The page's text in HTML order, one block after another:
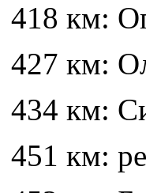
418 км:
427 км:
434 км:
451 км: